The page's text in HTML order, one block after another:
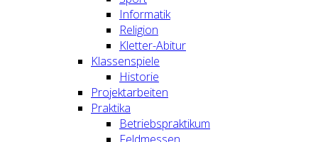
Informatik
Religion
Kletter-Abitur
Klassenspiele
Historie
Projektarbeiten
Praktika
Betriebspraktikum